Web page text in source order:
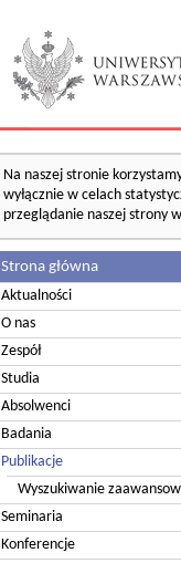
Na naszej stronie
wyłącznie w celach
przeglądanie naszej strony
Strona główna
Aktualności
O nas
Zespół
Studia
Absolwenci
Badania
Publikacje
Wyszukiwanie
Seminaria
Konferencje